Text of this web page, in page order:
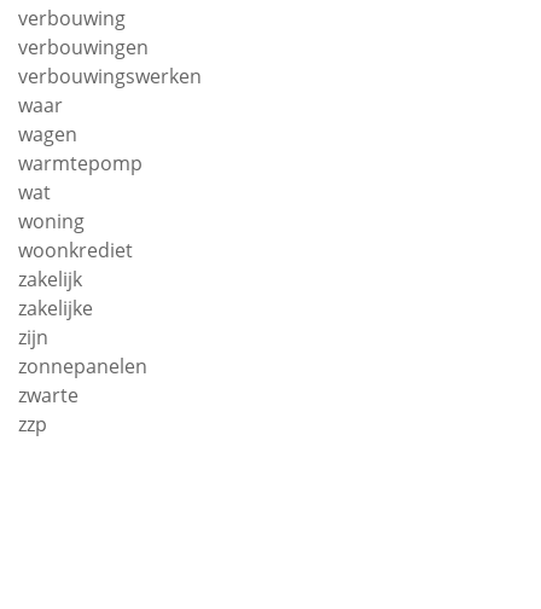
verbouwing
verbouwingen
verbouwingswerken
waar
wagen
warmtepomp
wat
woning
woonkrediet
zakelijk
zakelijke
zijn
zonnepanelen
zwarte
zzp